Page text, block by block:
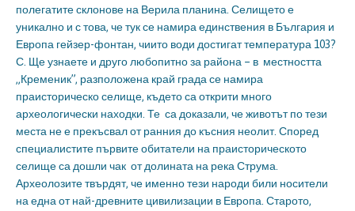
полегатите склонове на Верила планина. Селището е
уникално и с това, че тук се намира единствения в България и
Европа гейзер-фонтан, чиито води достигат температура 103?
С. Ще узнаете и друго любопитно за района – в местността
„Кременик”, разположена край града се намира
праисторическо селище, където са открити много
археологически находки. Те са доказали, че животът по тези
места не е прекъсвал от ранния до късния неолит. Според
специалистите първите обитатели на праисторическото
селище са дошли чак от долината на река Струма.
Археолозите твърдят, че именно тези народи били носители
на една от най-древните цивилизации в Европа. Старото,